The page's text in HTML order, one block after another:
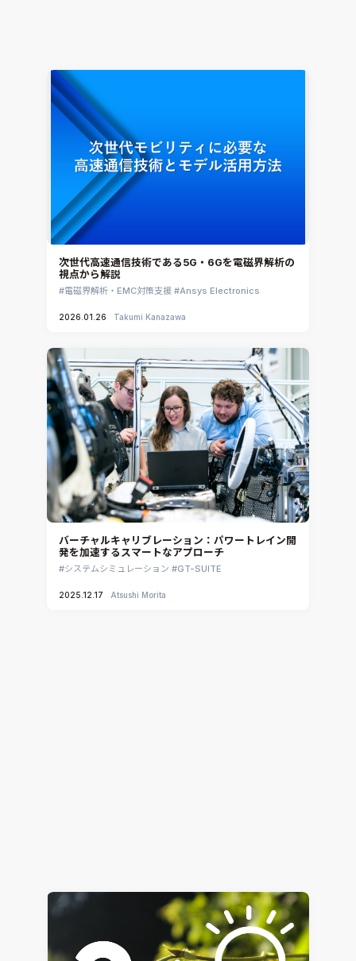
次世代高速通信技術である5G・6Gを電磁界解析の
視点から解説
電磁界解析・EMC対策支援 Ansys Electronics
2026.01.26 Takumi Kanazawa
バーチャルキャリブレーション：パワートレイン開
発を加速するスマートなアプローチ
システムシミュレーション GT-SUITE
2025.12.17 Atsushi Morita